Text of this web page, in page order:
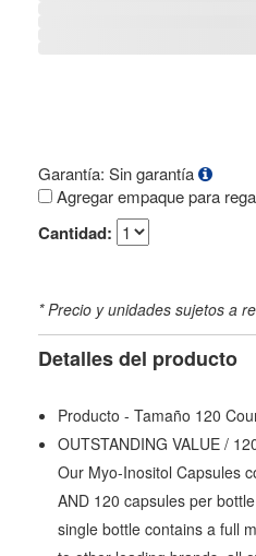
Garantía: Sin garantía
Agregar empaque para
Cantidad:
* Precio y unidades sujetos a
Detalles del producto
Producto - Tamaño 120
OUTSTANDING VALUE /
Our Myo-Inositol Capsules
AND 120 capsules per
single bottle contains a full